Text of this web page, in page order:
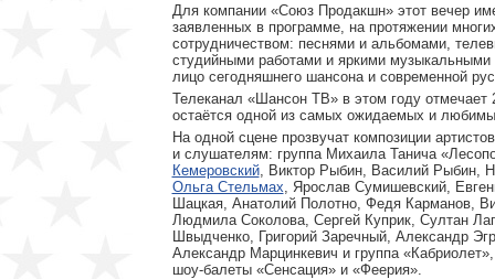
Для компании «Союз Продакшн» этот вечер
заявленных в программе, на протяжении
сотрудничеством: песнями и альбомами,
студийными работами и яркими
лицо сегодняшнего шансона и современной
Телеканал «Шансон ТВ» в этом году отмечает
остаётся одной из самых ожидаемых и
На одной сцене прозвучат композиции
и слушателям: группа Михаила Танича
Кемеровский, Виктор Рыбин, Василий Рыбин,
Ольга Стельмах , Ярослав Сумишевский,
Шацкая, Анатолий Полотно, Федя Карманов,
Людмила Соколова, Сергей Куприк, Султан
Швыдченко, Григорий Заречный, Александр
Александр Марцинкевич и группа
шоу-балеты «Сенсация» и «Феерия».